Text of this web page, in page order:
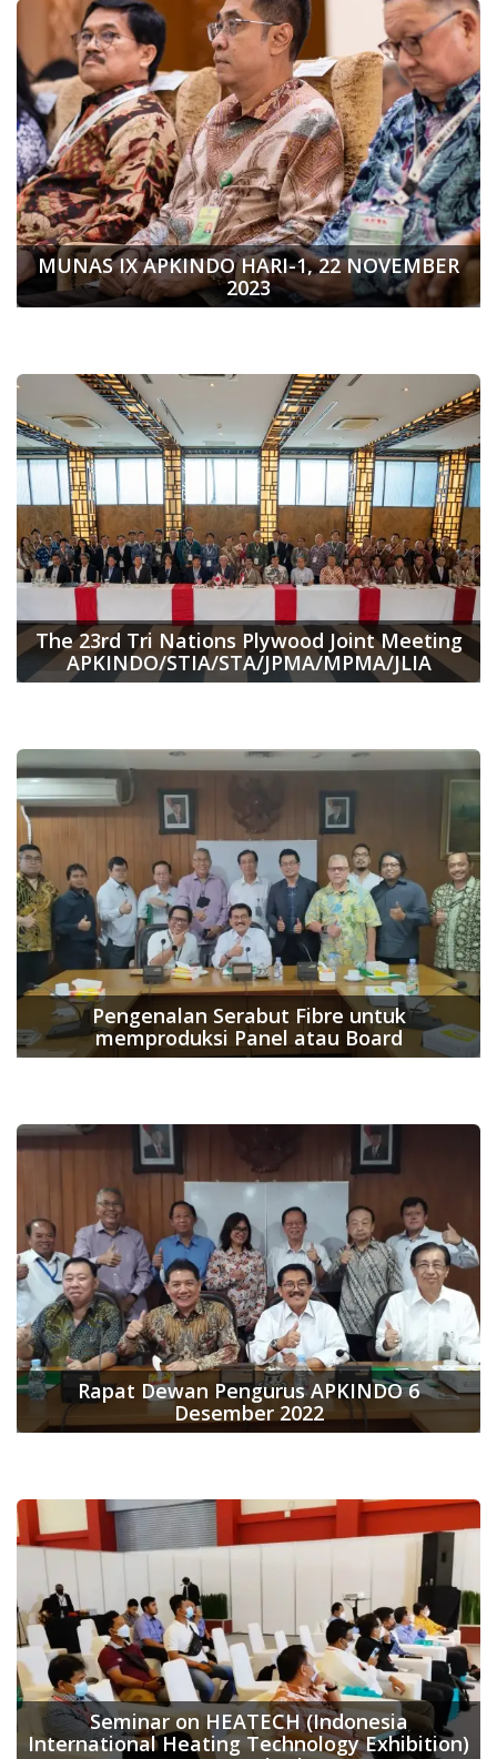
MUNAS IX APKINDO HARI-1, 22 NOVEMBER
2023
The 23rd Tri Nations Plywood Joint Meeting
APKINDO/STIA/STA/JPMA/MPMA/JLIA
Pengenalan Serabut Fibre untuk
memproduksi Panel atau Board
Rapat Dewan Pengurus APKINDO 6
Desember 2022
Seminar on HEATECH (Indonesia
International Heating Technology Exhibition)